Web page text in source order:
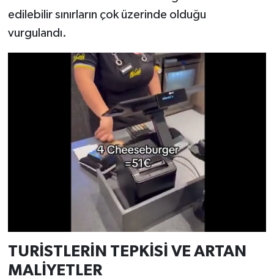
edilebilir sınırların çok üzerinde olduğu
vurgulandı.
TURİSTLERİN TEPKİSİ VE ARTAN
MALİYETLER